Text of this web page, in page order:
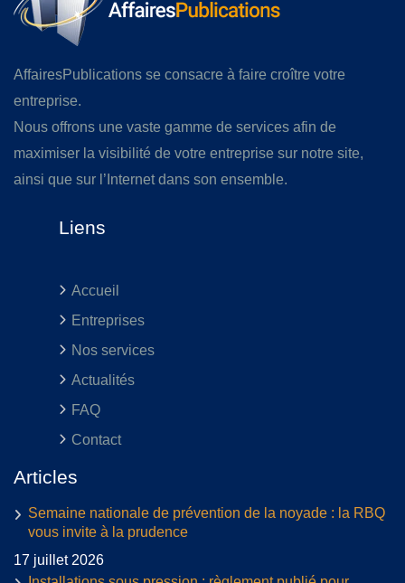
AffairesPublications se consacre à faire croître votre
entreprise.
Nous offrons une vaste gamme de services afin de
maximiser la visibilité de votre entreprise sur notre site,
ainsi que sur l’Internet dans son ensemble.
Liens
Accueil
Entreprises
Nos services
Actualités
FAQ
Contact
Articles
Semaine nationale de prévention de la noyade : la RBQ
vous invite à la prudence
17 juillet 2026